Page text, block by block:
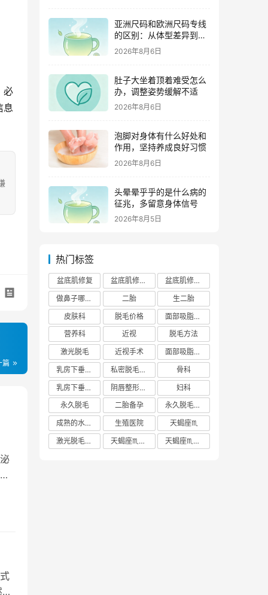
必
息
篇
亚洲尺码和欧洲尺码专线
的区别：从体型差异到购
物避坑指南
2026年8月6日
肚子大坐着顶着难受怎么
办，调整姿势缓解不适
2026年8月6日
泡脚对身体有什么好处和
作用，坚持养成良好习惯
2026年8月6日
头晕晕乎乎的是什么病的
征兆，多留意身体信号
2026年8月5日
热门标签
盆底肌修复 盆底肌修复医院排行榜
盆底肌修复多少钱
做鼻子哪个正规医院比较出名
二胎
生二胎
皮肤科
脱毛价格
面部吸脂费用
营养科
近视
脱毛方法
激光脱毛
近视手术
面部吸脂多少钱
乳房下垂矫正价格
私密脱毛方法
骨科
乳房下垂矫正费用
阴唇整形手术多少钱
妇科
永久脱毛
二胎备孕
永久脱毛方法
成熟的水蜜桃
生殖医院
天蝎座♏️
激光脱毛价格
天蝎座♏️女生 天蝎座♏️男生